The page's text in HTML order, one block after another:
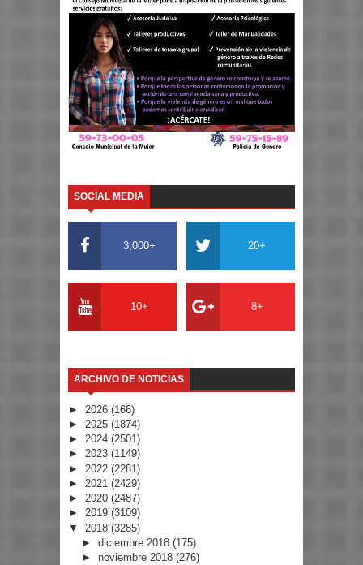
SOCIAL MEDIA
3,000+ 20+
10+ 8+
ARCHIVO DE NOTICIAS
► 2026 (166)
► 2025 (1874)
► 2024 (2501)
► 2023 (1149)
► 2022 (2281)
► 2021 (2429)
► 2020 (2487)
► 2019 (3109)
▼ 2018 (3285)
► diciembre 2018 (175)
► noviembre 2018 (276)